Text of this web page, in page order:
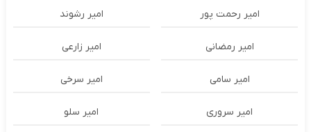
امیر رحمت پور امیر رشوند
امیر رمضانی امیر زارعی
امیر سامی امیر سرخی
امیر سروری امیر سلو